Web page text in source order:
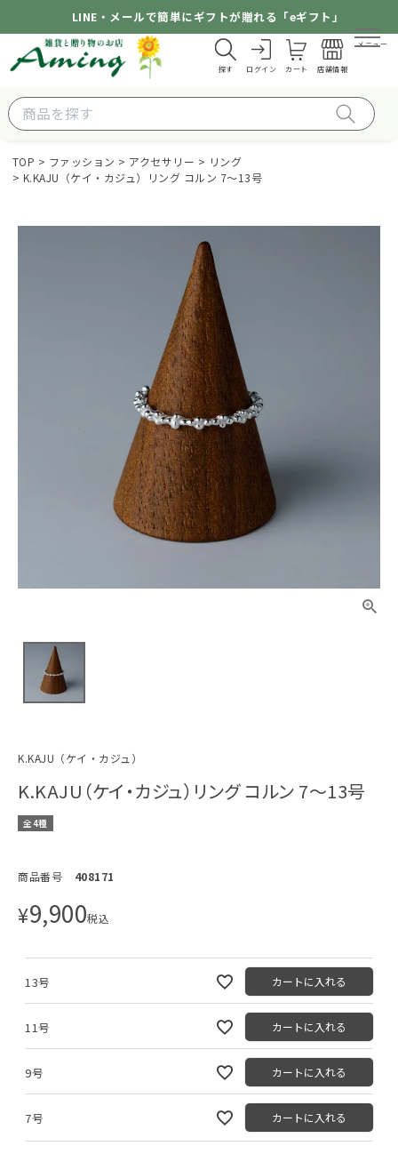
LINE・メールで簡単にギフトが贈れる「eギフト」
探す ログイン カート 店舗情報
メニュー
TOP ファッション アクセサリー
リング
K.KAJU（ケイ・カジュ）リング コルン 7～13号
K.KAJU（ケイ・カジュ）
K.KAJU（ケイ・カジュ）リング コルン 7～13号
全4種
商品番号 408171
¥9,900税込
13号 カートに入れる
11号 カートに入れる
9号 カートに入れる
7号 カートに入れる